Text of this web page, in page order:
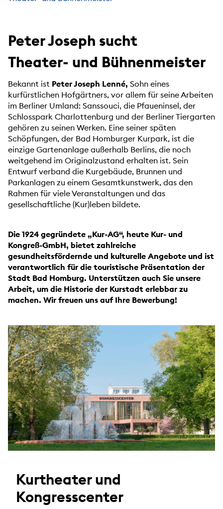
Peter Joseph sucht
Theater- und Bühnenmeister
Bekannt ist Peter Joseph Lenné, Sohn eines
kurfürstlichen Hofgärtners, vor allem für seine Arbeiten
im Berliner Umland: Sanssouci, die Pfaueninsel, der
Schlosspark Charlottenburg und der Berliner Tiergarten
gehören zu seinen Werken. Eine seiner späten
Schöpfungen, der Bad Homburger Kurpark, ist die
einzige Gartenanlage außerhalb Berlins, die noch
weitgehend im Originalzustand erhalten ist. Sein
Entwurf verband die Kurgebäude, Brunnen und
Parkanlagen zu einem Gesamtkunstwerk, das den
Rahmen für viele Veranstaltungen und das
gesellschaftliche (Kur)leben bildete.
Die 1924 gegründete „Kur-AG“, heute Kur- und
Kongreß-GmbH, bietet zahlreiche
gesundheitsfördernde und kulturelle Angebote und ist
verantwortlich für die touristische Präsentation der
Stadt Bad Homburg. Unterstützen auch Sie unsere
Arbeit, um die Historie der Kurstadt erlebbar zu
machen. Wir freuen uns auf Ihre Bewerbung!
Kurtheater und
Kongresscenter